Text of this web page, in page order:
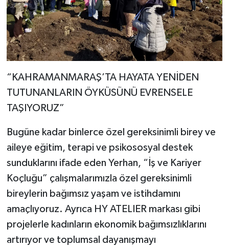
“KAHRAMANMARAŞ’TA HAYATA YENİDEN
TUTUNANLARIN ÖYKÜSÜNÜ EVRENSELE
TAŞIYORUZ”
Bugüne kadar binlerce özel gereksinimli birey ve
aileye eğitim, terapi ve psikososyal destek
sunduklarını ifade eden Yerhan, “İş ve Kariyer
Koçluğu” çalışmalarımızla özel gereksinimli
bireylerin bağımsız yaşam ve istihdamını
amaçlıyoruz. Ayrıca HY ATELIER markası gibi
projelerle kadınların ekonomik bağımsızlıklarını
artırıyor ve toplumsal dayanışmayı